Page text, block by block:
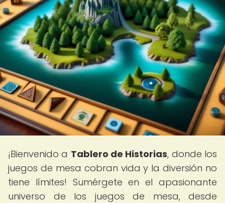
¡Bienvenido a Tablero de Historias, donde los
juegos de mesa cobran vida y la diversión no
tiene límites! Sumérgete en el apasionante
universo de los juegos de mesa, desde